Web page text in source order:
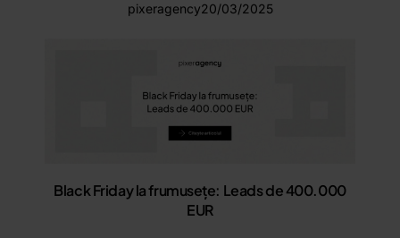
pixeragency20/03/2025
Black Friday la frumusețe: Leads de 400.000
EUR